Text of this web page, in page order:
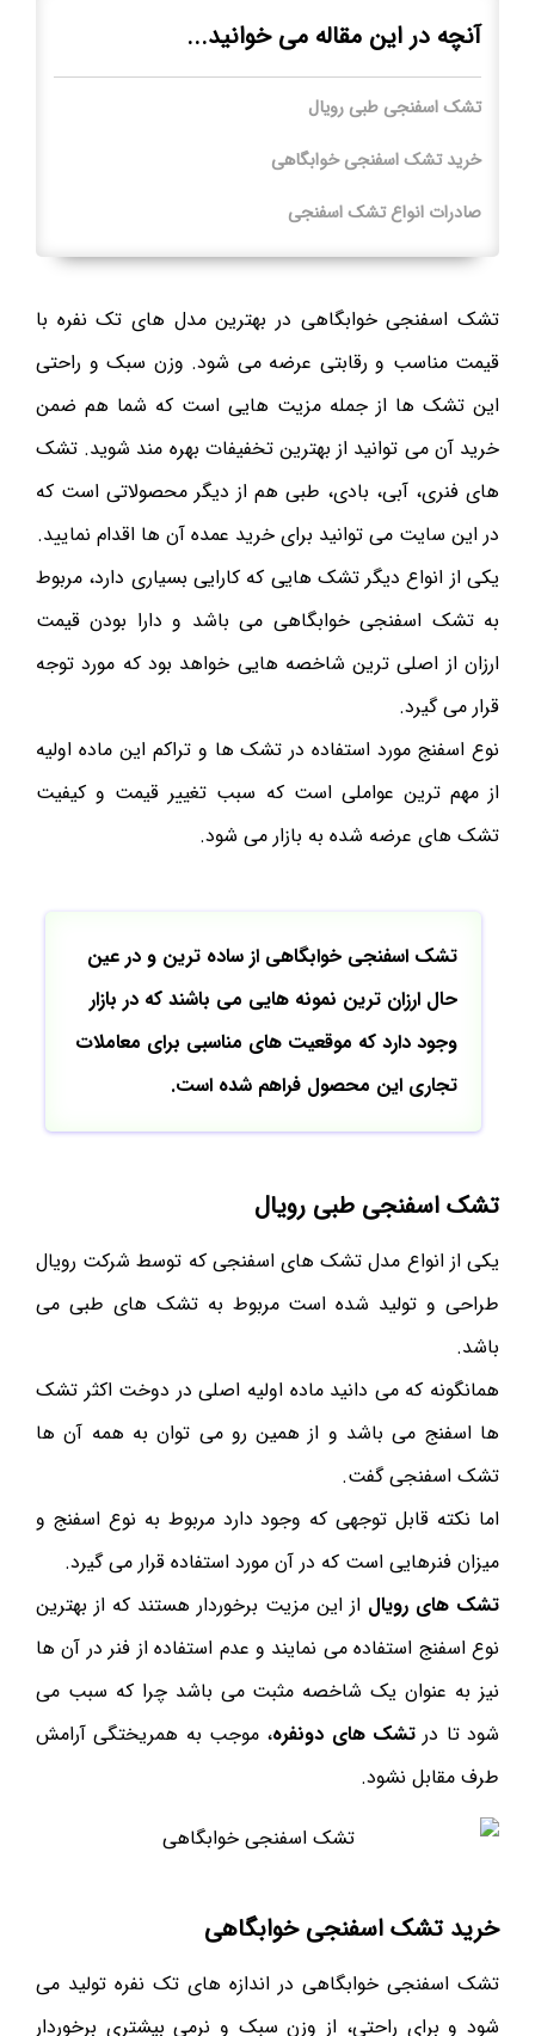
آنچه در این مقاله می خوانید...
تشک اسفنجی طبی رویال
خرید تشک اسفنجی خوابگاهی
صادرات انواع تشک اسفنجی
تشک اسفنجی خوابگاهی در بهترین مدل های تک نفره با
قیمت مناسب و رقابتی عرضه می شود. وزن سبک و راحتی
این تشک ها از جمله مزیت هایی است که شما هم ضمن
خرید آن می توانید از بهترین تخفیفات بهره مند شوید. تشک
های فنری، آبی، بادی، طبی هم از دیگر محصولاتی است که
در این سایت می توانید برای خرید عمده آن ها اقدام نمایید.
یکی از انواع دیگر تشک هایی که کارایی بسیاری دارد، مربوط
به تشک اسفنجی خوابگاهی می باشد و دارا بودن قیمت
ارزان از اصلی ترین شاخصه هایی خواهد بود که مورد توجه
قرار می گیرد.
نوع اسفنج مورد استفاده در تشک ها و تراکم این ماده اولیه
از مهم ترین عواملی است که سبب تغییر قیمت و کیفیت
تشک های عرضه شده به بازار می شود.
تشک اسفنجی خوابگاهی از ساده ترین و در عین
حال ارزان ترین نمونه هایی می باشند که در بازار
وجود دارد که موقعیت های مناسبی برای معاملات
تجاری این محصول فراهم شده است.
تشک اسفنجی طبی رویال
یکی از انواع مدل تشک های اسفنجی که توسط شرکت رویال
طراحی و تولید شده است مربوط به تشک های طبی می
باشد.
همانگونه که می دانید ماده اولیه اصلی در دوخت اکثر تشک
ها اسفنج می باشد و از همین رو می توان به همه آن ها
تشک اسفنجی گفت.
اما نکته قابل توجهی که وجود دارد مربوط به نوع اسفنج و
میزان فنرهایی است که در آن مورد استفاده قرار می گیرد.
تشک های رویال از این مزیت برخوردار هستند که از بهترین
نوع اسفنج استفاده می نمایند و عدم استفاده از فنر در آن ها
نیز به عنوان یک شاخصه مثبت می باشد چرا که سبب می
شود تا در تشک های دونفره، موجب به همریختگی آرامش
طرف مقابل نشود.
خرید تشک اسفنجی خوابگاهی
تشک اسفنجی خوابگاهی در اندازه های تک نفره تولید می
شود و برای راحتی، از وزن سبک و نرمی بیشتری برخوردار